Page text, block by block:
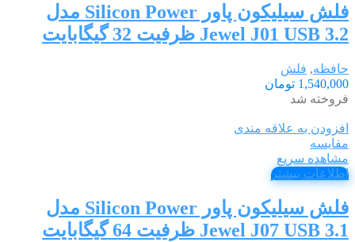
فلش سیلیکون پاور Silicon Power مدل
Jewel J01 USB 3.2 ظرفیت 32 گیگابایت
حافظه, فلش
1,540,000 تومان
فروخته شد
افزودن به علاقه مندی
مقایسه
مشاهده سریع
اطلاعات بیشتر
فلش سیلیکون پاور Silicon Power مدل
Jewel J07 USB 3.1 ظرفیت 64 گیگابایت